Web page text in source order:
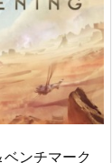
ンチマーク